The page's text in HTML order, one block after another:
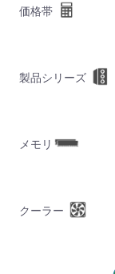
価格帯
製品シリーズ
メモリ
クーラー